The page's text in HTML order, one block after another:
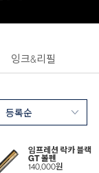
잉크&리필
임프레션 락카 블랙
GT 볼펜
140,000원